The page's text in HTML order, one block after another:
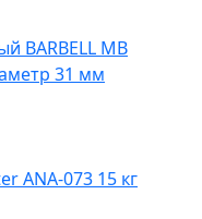
BARBELL MB
31 мм
ANA-073 15 кг